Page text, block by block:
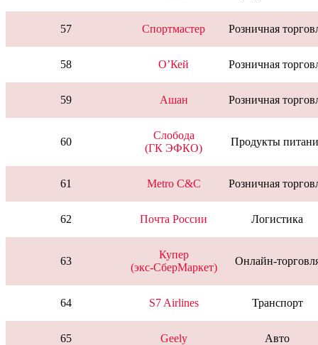
57 Спортмастер Розничная
58 О’Кей Розничная
59 Ашан Розничная
60
Слобода
(ГК ЭФКО)
Продукты
61 Metro C&C Розничная
62 Почта России Логистика
63
Купер
(экс-СберМаркет)
Онлайн-
64 S7 Airlines Транспорт
65 Geely Авто